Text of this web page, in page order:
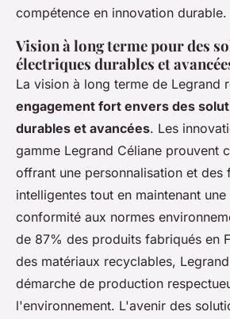
compétence en innovation durable.
Vision à long terme pour des
électriques durables et
La vision à long terme de Legrand
engagement fort envers des
durables et avancées. Les
gamme Legrand Céliane prouvent
offrant une personnalisation et des
intelligentes tout en maintenant
conformité aux normes
de 87% des produits fabriqués en
des matériaux recyclables,
démarche de production
l'environnement. L'avenir des